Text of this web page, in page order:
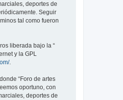
deportes de
Seguir
tal como fueron
liberada bajo la “
y la GPL
.
“Foro de artes
oportuno, con
deportes de